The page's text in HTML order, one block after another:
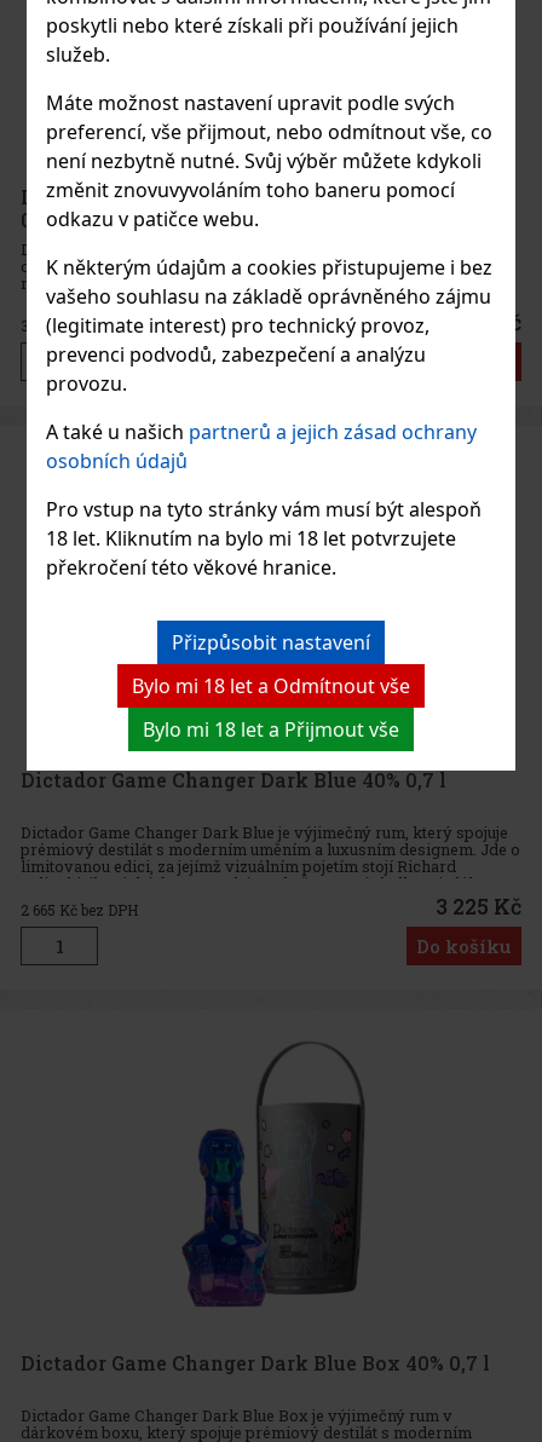
poskytli nebo které získali při používání jejich
služeb.
Máte možnost nastavení upravit podle svých
preferencí, vše přijmout, nebo odmítnout vše, co
není nezbytně nutné. Svůj výběr můžete kdykoli
změnit znovuvyvoláním toho baneru pomocí
odkazu v patičce webu.
K některým údajům a cookies přistupujeme i bez
vašeho souhlasu na základě oprávněného zájmu
(legitimate interest) pro technický provoz,
prevenci podvodů, zabezpečení a analýzu
provozu.
A také u našich partnerů a jejich zásad ochrany
osobních údajů
Pro vstup na tyto stránky vám musí být alespoň
18 let. Kliknutím na bylo mi 18 let potvrzujete
překročení této věkové hranice.
Přizpůsobit nastavení
Bylo mi 18 let a Odmítnout vše
Bylo mi 18 let a Přijmout vše
Dictador Game Changer Beige & Orange Box 40%
0,7 l
Dictador Game Changer Beige & Orange Box je prémiový rum v
dárkovém boxu, který propojuje svět luxusních destilátů s
moderním uměním. Tato výrazná edice vznikla ve spolupráci s
francouzským umělcem Richardem Orlinskim, jehož rukopis se
promítá do
3 202Kč bez DPH 3 875 Kč
Do košíku
Dictador Game Changer Dark Blue 40% 0,7 l
Dictador Game Changer Dark Blue je výjimečný rum, který spojuje
prémiový destilát s moderním uměním a luxusním designem. Jde o
limitovanou edici, za jejímž vizuálním pojetím stojí Richard
Orlinski, ikonický francouzský sochař a DJ. Výsledkem je láhev
2 665 Kč bez DPH 3 225 Kč
Do košíku
Dictador Game Changer Dark Blue Box 40% 0,7 l
Dictador Game Changer Dark Blue Box je výjimečný rum v
dárkovém boxu, který spojuje prémiový destilát s moderním